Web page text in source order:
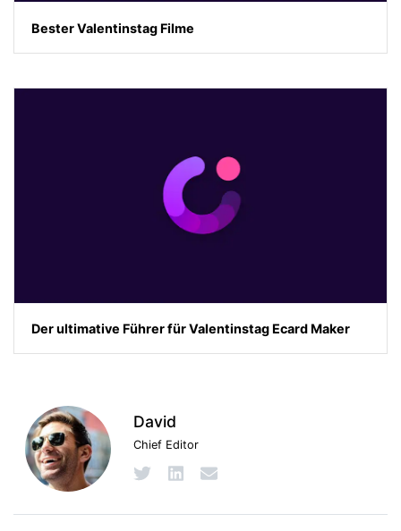
Bester Valentinstag Filme
Der ultimative Führer für Valentinstag Ecard Maker
David
Chief Editor